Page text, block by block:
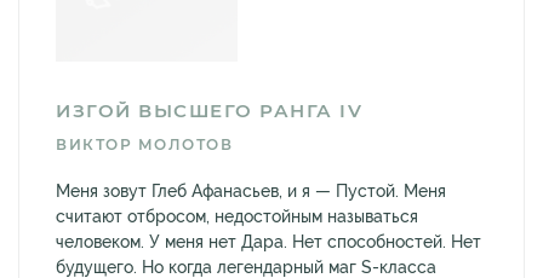
ИЗГОЙ ВЫСШЕГО РАНГА IV
ВИКТОР МОЛОТОВ
Меня зовут Глеб Афанасьев, и я — Пустой. Меня
считают отбросом, недостойным называться
человеком. У меня нет Дара. Нет способностей. Нет
будущего. Но когда легендарный маг S-класса